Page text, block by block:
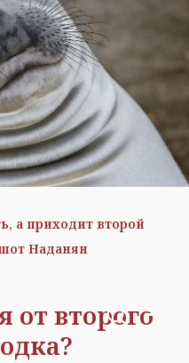
а приходит второй
Наданян
от второго